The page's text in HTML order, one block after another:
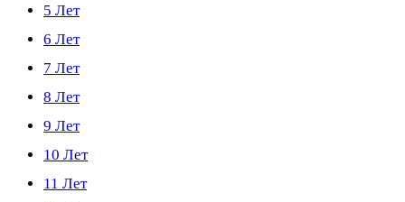
5 Лет
6 Лет
7 Лет
8 Лет
9 Лет
10 Лет
11 Лет